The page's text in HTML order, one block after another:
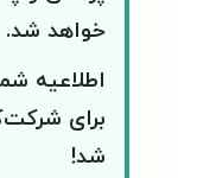
خواهد شد.
اطلاعیه
برای
شد!